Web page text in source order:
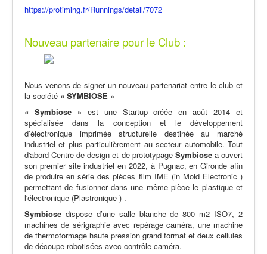
https://protiming.fr/Runnings/detail/7072
Nouveau partenaire pour le Club :
Nous venons de signer un nouveau partenariat entre le club et
la société « SYMBIOSE »
« Symbiose » est une Startup créée en août 2014 et
spécialisée dans la conception et le développement
d’électronique imprimée structurelle destinée au marché
industriel et plus particulièrement au secteur automobile. Tout
d'abord Centre de design et de prototypage Symbiosea ouvert
son premier site industriel en 2022, à Pugnac, en Gironde afin
de produire en série des pièces film IME (in Mold Electronic )
permettant de fusionner dans une même pièce le plastique et
l'électronique (Plastronique ) .
Symbiose dispose d’une salle blanche de 800 m2 ISO7, 2
machines de sérigraphie avec repérage caméra, une machine
de thermoformage haute pression grand format et deux cellules
de découpe robotisées avec contrôle caméra.